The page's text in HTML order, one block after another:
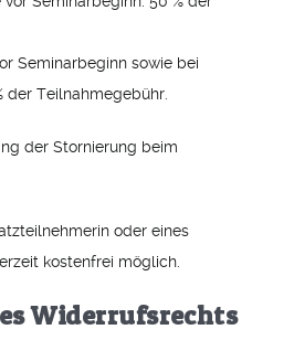
Seminarbeginn sowie bei
der Teilnahmegebühr.
der Stornierung beim
oder eines
kostenfrei möglich.
Widerrufsrechts